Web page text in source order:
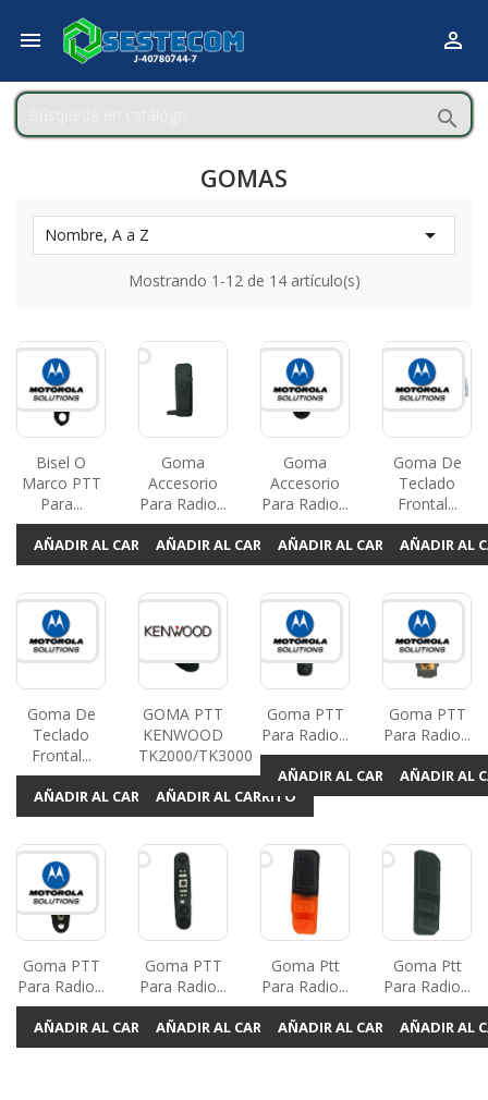
 

GOMAS
Nombre, A a Z 
Mostrando 1-12 de 14 artículo(s)
Bisel O
Marco PTT
Para...
AÑADIR AL CARRITO
Goma
Accesorio
Para Radio...
AÑADIR AL CARRITO
Goma
Accesorio
Para Radio...
AÑADIR AL CARRITO
Goma De
Teclado
Frontal...
AÑADIR AL
Goma De
Teclado
Frontal...
AÑADIR AL CARRITO
GOMA PTT
KENWOOD
TK2000/TK3000
AÑADIR AL CARRITO
Goma PTT
Para Radio...
AÑADIR AL CARRITO
Goma PTT
Para Radio...
AÑADIR AL
Goma PTT
Para Radio...
AÑADIR AL CARRITO
Goma PTT
Para Radio...
AÑADIR AL CARRITO
Goma Ptt
Para Radio...
AÑADIR AL CARRITO
Goma Ptt
Para Radio...
AÑADIR AL